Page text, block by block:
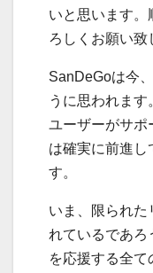
いと思います。
ろしくお願い致
SanDeGoは今
うに思われま
ユーザーがサポ
は確実に前進し
す。
いま、限られた
れているであろ
を応援する全